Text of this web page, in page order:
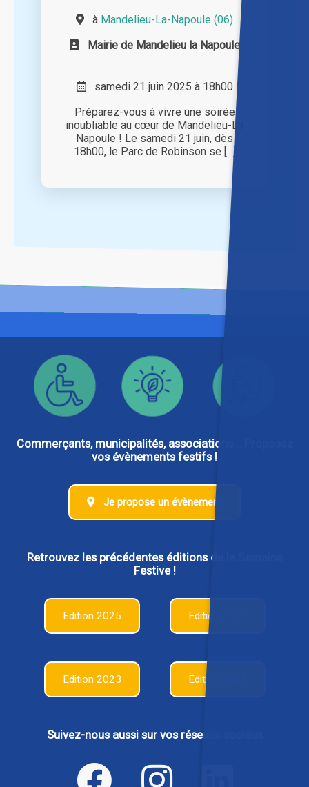
à Mandelieu-La-Napoule (06)
Mairie de Mandelieu la Napoule
samedi 21 juin 2025 à 18h00
Préparez-vous à vivre une soirée
inoubliable au cœur de Mandelieu-La
Napoule ! Le samedi 21 juin, dès
18h00, le Parc de Robinson se [...]
Commerçants, municipalités, associations... Proposez
vos évènements festifs !
Je propose un évènement
Retrouvez les précédentes éditions de la Semaine
Festive !
Edition 2025 Edition 2024
Edition 2023 Edition 2022
Suivez-nous aussi sur vos réseaux sociaux